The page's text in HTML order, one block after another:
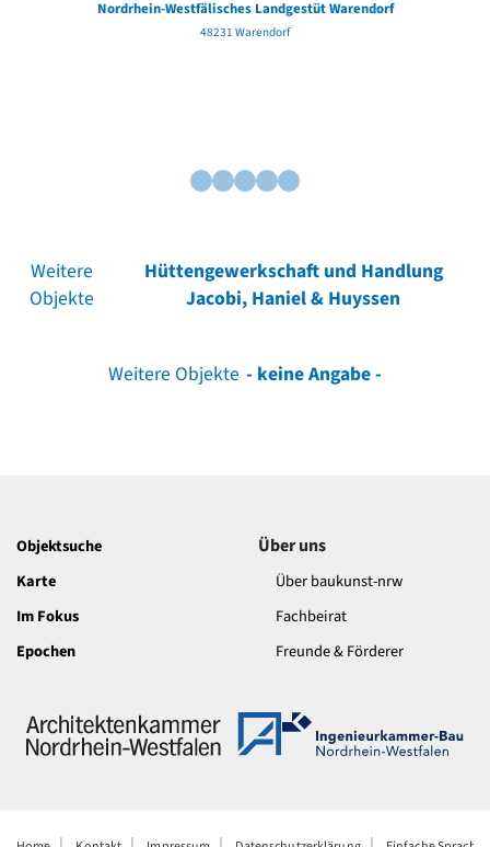
Nordrhein-Westfälisches Landgestüt Warendorf
48231 Warendorf
Weitere
Objekte
Hüttengewerkschaft und Handlung
Jacobi, Haniel & Huyssen
Weitere Objekte - keine Angabe -
Objektsuche
Karte
Im Fokus
Epochen
Über uns
Über baukunst-nrw
Fachbeirat
Freunde & Förderer